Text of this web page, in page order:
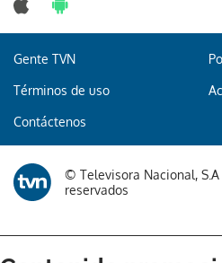
Gente TVN
Términos de uso
Contáctenos
© Televisora Nacional,
reservados